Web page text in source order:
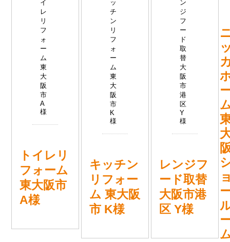
トイレリ
フォーム
東大阪市
A様
キッチン
リフォー
ム 東大阪
市 K様
レンジフ
ード取替
大阪市港
区 Y様